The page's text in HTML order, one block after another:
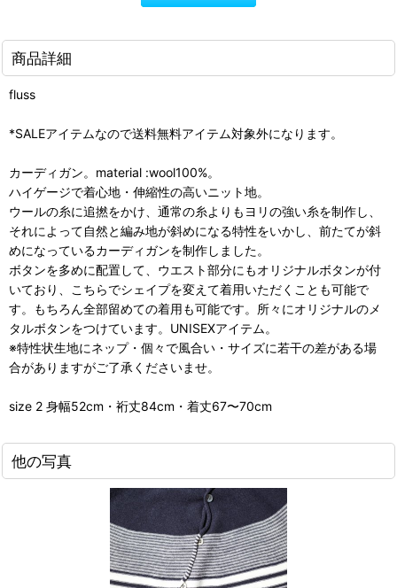
商品詳細
fluss
*SALEアイテムなので送料無料アイテム対象外になります。
カーディガン。material :wool100%。
ハイゲージで着心地・伸縮性の高いニット地。
ウールの糸に追撚をかけ、通常の糸よりもヨリの強い糸を制作し、
それによって自然と編み地が斜めになる特性をいかし、前たてが斜
めになっているカーディガンを制作しました。
ボタンを多めに配置して、ウエスト部分にもオリジナルボタンが付
いており、こちらでシェイプを変えて着用いただくことも可能で
す。もちろん全部留めての着用も可能です。所々にオリジナルのメ
タルボタンをつけています。UNISEXアイテム。
※特性状生地にネップ・個々で風合い・サイズに若干の差がある場
合がありますがご了承くださいませ。
size 2 身幅52cm・裄丈84cm・着丈67〜70cm
他の写真